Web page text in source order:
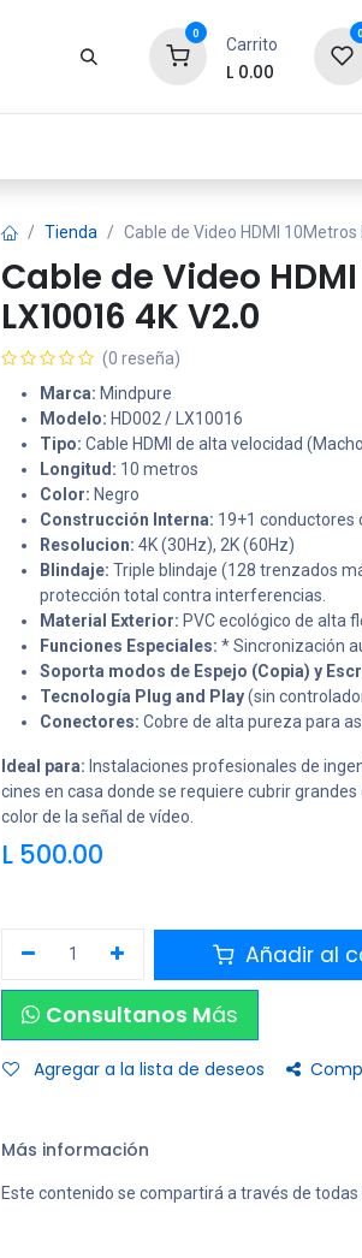
0
Carrito
L 0.00
0
Tienda Cable de Video HDMI
Cable de Video
LX10016 4K V2.0
(0 reseña)
Marca: Mindpure
Modelo: HD002 / LX10016
Tipo: Cable HDMI de alta velocidad
Longitud: 10 metros
Color: Negro
Construcción Interna: 19+1 conductores
Resolucion: 4K (30Hz), 2K (60Hz)
Blindaje: Triple blindaje (128 trenzados
protección total contra interferencias.
Material Exterior: PVC ecológico de alta
Funciones Especiales: * Sincronización
Soporta modos de Espejo (Copia) y
Tecnología Plug and Play(sin
Conectores: Cobre de alta pureza para
Ideal para: Instalaciones profesionales de
cines en casa donde se requiere cubrir
color de la señal de vídeo.
L 500.00
Añadir al
Consultanos Más
Agregar a la lista de deseos
Más información
Este contenido se compartirá a través de todas